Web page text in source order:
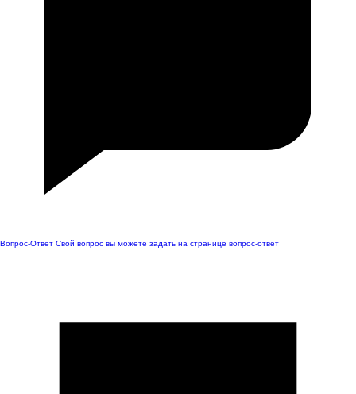
Вопрос-Ответ Свой вопрос вы можете задать на странице вопрос-ответ